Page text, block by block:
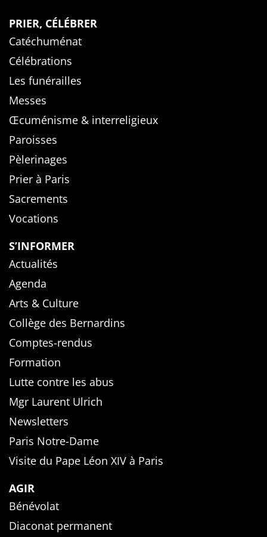
PRIER, CÉLÉBRER
Catéchuménat
Célébrations
Les funérailles
Messes
Œcuménisme & interreligieux
Paroisses
Pèlerinages
Prier à Paris
Sacrements
Vocations
S’INFORMER
Actualités
Agenda
Arts & Culture
Collège des Bernardins
Comptes-rendus
Formation
Lutte contre les abus
Mgr Laurent Ulrich
Newsletters
Paris Notre-Dame
Visite du Pape Léon XIV à Paris
AGIR
Bénévolat
Diaconat permanent